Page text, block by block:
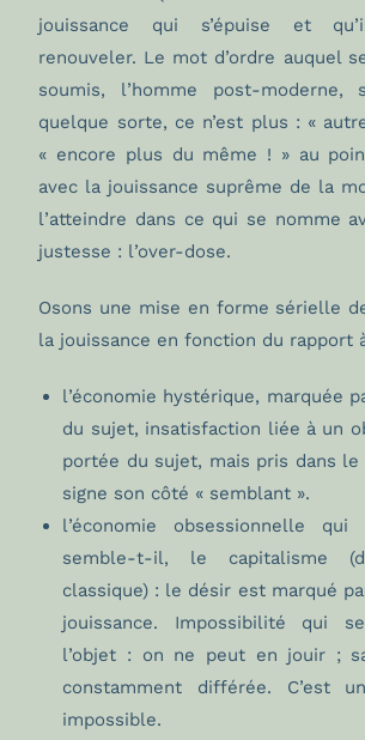
jouissance qui s’épuise et
renouveler. Le mot d’ordre auquel
soumis, l’homme post-moderne,
quelque sorte, ce n’est plus : «
« encore plus du même ! » au
avec la jouissance suprême de la
l’atteindre dans ce qui se nomme
justesse : l’over-dose.
Osons une mise en forme sérielle
la jouissance en fonction du rapport
l’économie hystérique, marquée
du sujet, insatisfaction liée à un
portée du sujet, mais pris dans
signe son côté « semblant ».
l’économie obsessionnelle qui
semble-t-il, le capitalisme
classique) : le désir est marqué
jouissance. Impossibilité qui
l’objet : on ne peut en jouir ;
constamment différée. C’est
impossible.